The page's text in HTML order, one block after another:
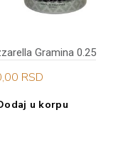
Gramina 0.25
RSD
u korpu